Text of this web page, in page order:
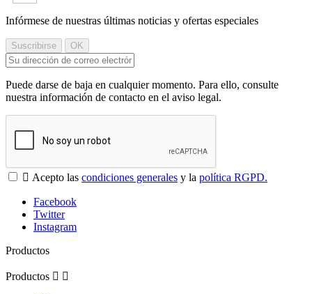
Infórmese de nuestras últimas noticias y ofertas especiales
Puede darse de baja en cualquier momento. Para ello, consulte
nuestra información de contacto en el aviso legal.
 Acepto las condiciones generales y la política RGPD.
Facebook
Twitter
Instagram
Productos
Productos  